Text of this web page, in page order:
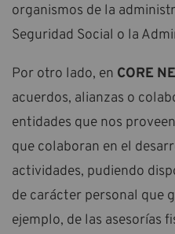
organismos de la
Seguridad Social o la
Por otro lado, en CORE
acuerdos, alianzas o
entidades que nos
que colaboran en el
actividades, pudiendo
de carácter personal que
ejemplo, de las asesorías